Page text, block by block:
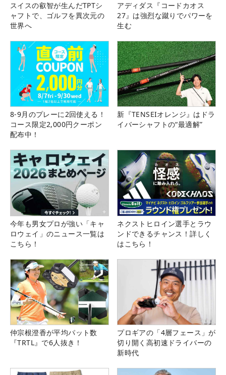
スイスの叡智が生んだTPTシ
ャフトで、ゴルフを異次元の
世界へ
アディダス『コードカオス
27』は強烈な蹴りでパワーを
生む
8-9月のプレーに2回使える！
コース限定2,000円クーポン
配布中！
新『TENSEIオレンジ』はドラ
イバーシャフトの“最適解”
今年も男女プロが強い「キャ
ロウェイ」のニュース一覧は
こちら！
ネクストヒロイン選手とラウ
ンドできるチャンス！詳しく
はこちら！
仲宗根澄香が平均パット数
『TRTL』で6人抜き！
プロギアの「4層フェース」が
切り開く高初速ドライバーの
新時代